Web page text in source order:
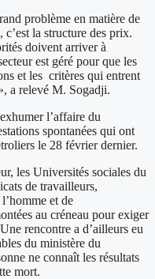
problème en matière de
la structure des prix.
doivent arriver à
est géré pour que les
et les critères qui entrent
a relevé M. Sogadji.
l’affaire du
spontanées qui ont
le 28 février dernier.
les Universités sociales du
de travailleurs,
et de
au créneau pour exiger
rencontre a d’ailleurs eu
du ministère du
ne connaît les résultats
mort.